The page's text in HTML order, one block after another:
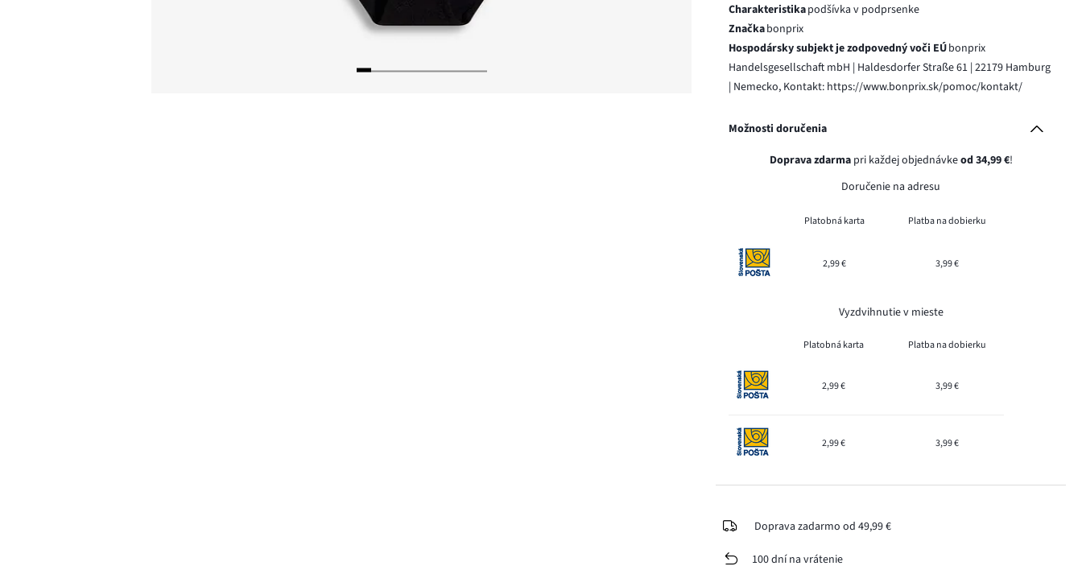
Charakteristikapodšívka v podprsenke
Značkabonprix
Hospodársky subjekt je zodpovedný voči EÚbonprix
Handelsgesellschaft mbH | Haldesdorfer Straße 61 | 22179 Hamburg
| Nemecko, Kontakt: https://www.bonprix.sk/pomoc/kontakt/
Možnosti doručenia
Doprava zdarmapri každej objednávkeod 34,99 €!
Doručenie na adresu
Platobná karta Platba na dobierku
2,99 € 3,99 €
Vyzdvihnutie v mieste
Platobná karta Platba na dobierku
2,99 € 3,99 €
2,99 € 3,99 €
Doprava zadarmo od 49,99 €
100 dní na vrátenie